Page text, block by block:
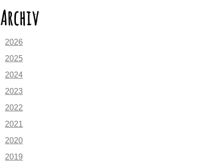
Archiv
2026
2025
2024
2023
2022
2021
2020
2019